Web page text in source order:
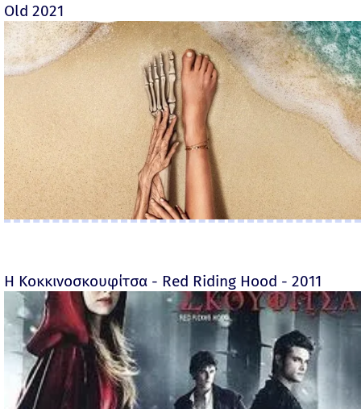
Old 2021
Η Κοκκινοσκουφίτσα - Red Riding Hood - 2011